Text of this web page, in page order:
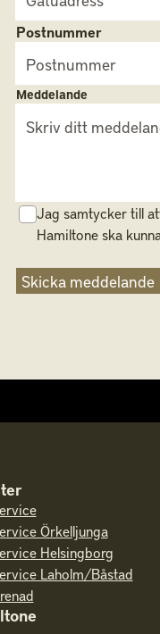
Postnummer
Meddelande
Jag samtycker till
Hamiltone ska
Skicka meddelande
Örkelljunga
Helsingborg
Laholm/Båstad